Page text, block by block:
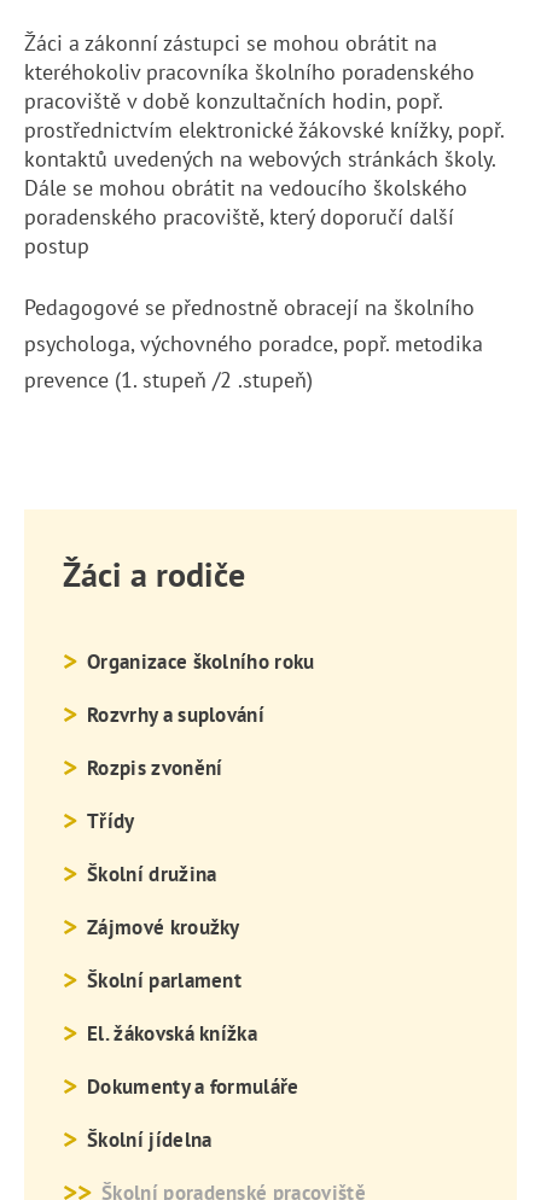
Žáci a zákonní zástupci se mohou obrátit na
kteréhokoliv pracovníka školního poradenského
pracoviště v době konzultačních hodin, popř.
prostřednictvím elektronické žákovské knížky, popř.
kontaktů uvedených na webových stránkách školy.
Dále se mohou obrátit na vedoucího školského
poradenského pracoviště, který doporučí další
postup
Pedagogové se přednostně obracejí na školního
psychologa, výchovného poradce, popř. metodika
prevence (1. stupeň /2 .stupeň)
Žáci a rodiče
Organizace školního roku
Rozvrhy a suplování
Rozpis zvonění
Třídy
Školní družina
Zájmové kroužky
Školní parlament
El. žákovská knížka
Dokumenty a formuláře
Školní jídelna
Školní poradenské pracoviště